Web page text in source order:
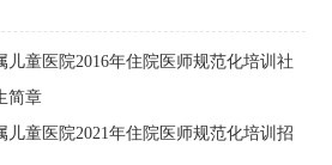
儿童医院2016年住院医师规范化培训社
简章
儿童医院2021年住院医师规范化培训招